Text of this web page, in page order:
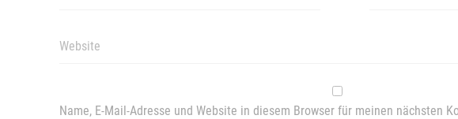
Name, E-Mail-Adresse und Website in diesem Browser für meinen nächsten